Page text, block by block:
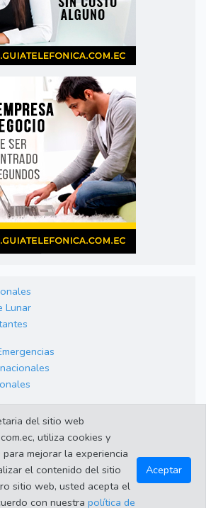
Lunar
una empresa 100% ecuatoriana.
del sitio web
utiliza cookies y
mejorar la experiencia
el contenido del sitio
sitio web, usted acepta el
con nuestra política de
Aceptar